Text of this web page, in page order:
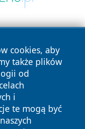
cookies, aby
także plików
od
i
te mogą być
prawa